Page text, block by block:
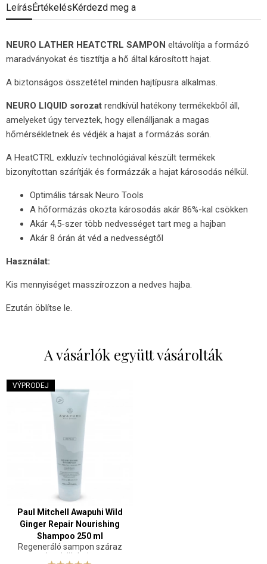
LeírásÉrtékelésKérdezd meg a
NEURO LATHER HEATCTRL SAMPON eltávolítja a formázó
maradványokat és tisztítja a hő által károsított hajat.
A biztonságos összetétel minden hajtípusra alkalmas.
NEURO LIQUID sorozat rendkívül hatékony termékekből áll,
amelyeket úgy terveztek, hogy ellenálljanak a magas
hőmérsékletnek és védjék a hajat a formázás során.
A HeatCTRL exkluzív technológiával készült termékek
bizonyítottan szárítják és formázzák a hajat károsodás nélkül.
Optimális társak Neuro Tools
A hőformázás okozta károsodás akár 86%-kal csökken
Akár 4,5-szer több nedvességet tart meg a hajban
Akár 8 órán át véd a nedvességtől
Használat:
Kis mennyiséget masszírozzon a nedves hajba.
Ezután öblítse le.
A vásárlók együtt vásárolták
VÝPRODEJ
Paul Mitchell Awapuhi Wild
Ginger Repair Nourishing
Shampoo 250 ml
Regeneráló sampon száraz
és sérült hajra